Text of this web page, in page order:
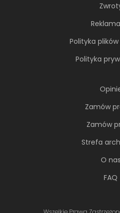
Polityka plików
Polityka
Zamów
Zamów
Strefa
O nas
FAQ